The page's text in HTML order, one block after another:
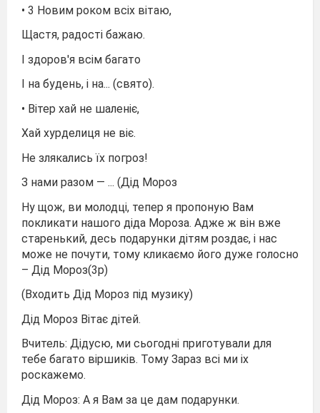
• 3 Новим роком всіх вітаю,
Щастя, радості бажаю.
І здоров'я всім багато
І на будень, і на... (свято).
• Вітер хай не шаленіє,
Хай хурделиця не віє.
Не злякались їх погроз!
З нами разом — ... (Дід Мороз
Ну щож, ви молодці, тепер я пропоную Вам
покликати нашого діда Мороза. Адже ж він вже
старенький, десь подарунки дітям роздає, і нас
може не почути, тому кликаємо його дуже голосно
– Дід Мороз(3р)
(Входить Дід Мороз під музику)
Дід Мороз Вітає дітей.
Вчитель: Дідусю, ми сьогодні приготували для
тебе багато віршиків. Тому Зараз всі ми іх
роскажемо.
Дід Мороз: А я Вам за це дам подарунки.